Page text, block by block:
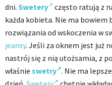
dni. Swetery
często ratują z
każda kobieta. Nie ma
rozwiązania od wskoczenia w
jeansy. Jeśli za oknem jest już
nastrój się z nią utożsamia, z
właśnie swetry . Nie ma